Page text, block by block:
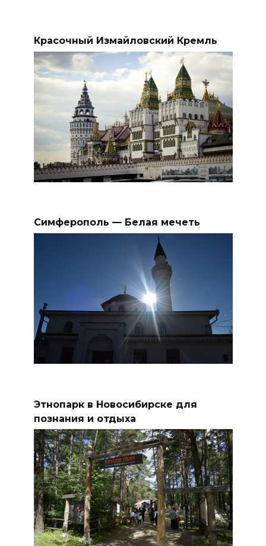
Красочный Измайловский Кремль
Симферополь — Белая мечеть
Этнопарк в Новосибирске для
познания и отдыха